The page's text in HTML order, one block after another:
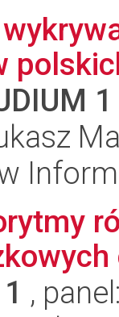
1
,